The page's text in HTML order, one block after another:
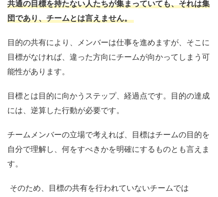
共通の目標を持たない人たちが集まっていても、それは集
団であり、チームとは言えません。
目的の共有により、メンバーは仕事を進めますが、そこに
目標がなければ、違った方向にチームが向かってしまう可
能性があります。
目標とは目的に向かうステップ、経過点です。目的の達成
には、逆算した行動が必要です。
チームメンバーの立場で考えれば、目標はチームの目的を
自分で理解し、何をすべきかを明確にするものとも言えま
す。
そのため、 目標の共有を行われていないチームでは